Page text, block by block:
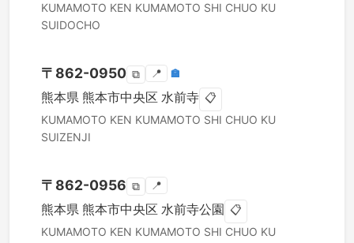
KUMAMOTO KEN KUMAMOTO SHI CHUO KU
SUIDOCHO
〒 862-0950 ⧉ 📍 🏣
熊本県 熊本市中央区 水前寺 📋
KUMAMOTO KEN KUMAMOTO SHI CHUO KU
SUIZENJI
〒 862-0956 ⧉ 📍
熊本県 熊本市中央区 水前寺公園 📋
KUMAMOTO KEN KUMAMOTO SHI CHUO KU